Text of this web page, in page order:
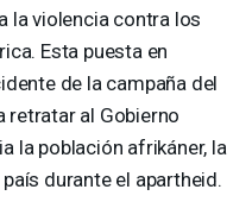
la violencia contra los
Esta puesta en
de la campaña del
retratar al Gobierno
la población afrikáner, la
durante el apartheid.